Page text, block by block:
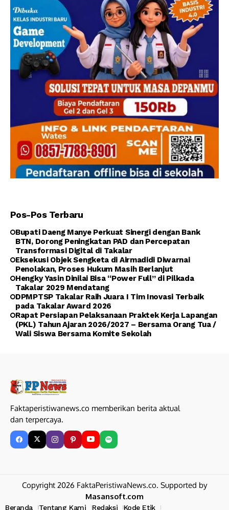
Pos-Pos Terbaru
Bupati Daeng Manye Perkuat Sinergi dengan Bank
BTN, Dorong Peningkatan PAD dan Percepatan
Transformasi Digital di Takalar
Eksekusi Objek Sengketa di Airmadidi Diwarnai
Penolakan, Proses Hukum Masih Berlanjut
Hengky Yasin Dinilai Bisa “Power Full” di Pilkada
Takalar 2029 Mendatang
DPMPTSP Takalar Raih Juara I Tim Inovasi Terbaik
pada Takalar Award 2026
Rapat Persiapan Pelaksanaan Praktek Kerja Lapangan
(PKL) Tahun Ajaran 2026/2027 – Bersama Orang Tua /
Wali Siswa Bersama Komite Sekolah
Faktaperistiwanews.co memberikan berita aktual
dan terpercaya.
Copyright 2026 FaktaPeristiwaNews.co. Supported by
Masansoft.com
Beranda Tentang Kami Redaksi Kode Etik